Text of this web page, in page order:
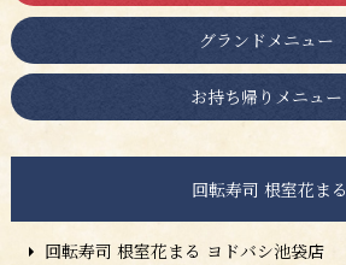
グランドメニュー
お持ち帰りメニュー
回転寿司 根室花まる
回転寿司 根室花まる ヨドバシ池袋店